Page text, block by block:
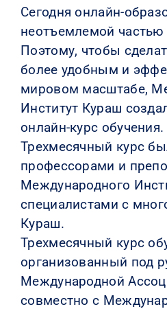
Сегодня онлайн-
неотъемлемой
Поэтому, чтобы
более удобным и
мировом масштабе,
Институт Кураш
онлайн-курс обучения.
Трехмесячный курс
профессорами и
Международного
специалистами с
Кураш.
Трехмесячный курс
организованный под
Международной
совместно с